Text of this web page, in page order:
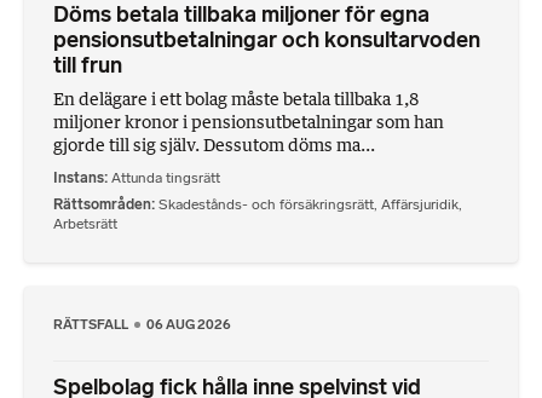
Döms betala tillbaka miljoner för egna
pensionsutbetalningar och konsultarvoden
till frun
En delägare i ett bolag måste betala tillbaka 1,8
miljoner kronor i pensionsutbetalningar som han
gjorde till sig själv. Dessutom döms ma...
Instans Attunda tingsrätt
Rättsområden Skadestånds- och försäkringsrätt Affärsjuridik
Arbetsrätt
RÄTTSFALL 06 AUG 2026
Spelbolag fick hålla inne spelvinst vid